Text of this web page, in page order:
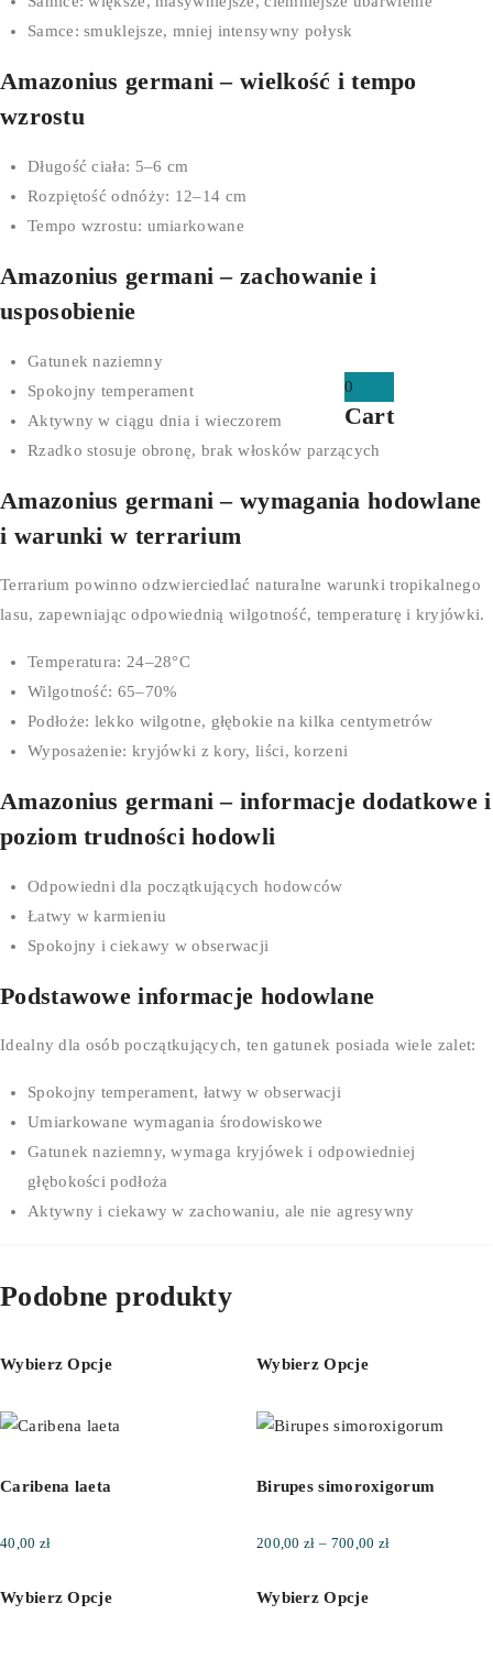
0
Cart
Samce: smuklejsze, mniej intensywny połysk
Amazonius germani – wielkość i tempo
wzrostu
Długość ciała: 5–6 cm
Rozpiętość odnóży: 12–14 cm
Tempo wzrostu: umiarkowane
Amazonius germani – zachowanie i
usposobienie
Gatunek naziemny
Spokojny temperament
Aktywny w ciągu dnia i wieczorem
Rzadko stosuje obronę, brak włosków parzących
Amazonius germani – wymagania hodowlane
i warunki w terrarium
Terrarium powinno odzwierciedlać naturalne warunki tropikalnego
lasu, zapewniając odpowiednią wilgotność, temperaturę i kryjówki.
Temperatura: 24–28°C
Wilgotność: 65–70%
Podłoże: lekko wilgotne, głębokie na kilka centymetrów
Wyposażenie: kryjówki z kory, liści, korzeni
Amazonius germani – informacje dodatkowe i
poziom trudności hodowli
Odpowiedni dla początkujących hodowców
Łatwy w karmieniu
Spokojny i ciekawy w obserwacji
Podstawowe informacje hodowlane
Idealny dla osób początkujących, ten gatunek posiada wiele zalet:
Spokojny temperament, łatwy w obserwacji
Umiarkowane wymagania środowiskowe
Gatunek naziemny, wymaga kryjówek i odpowiedniej
głębokości podłoża
Aktywny i ciekawy w zachowaniu, ale nie agresywny
Podobne produkty
Wybierz Opcje
Caribena laeta
40,00 zł
Wybierz Opcje
Wybierz Opcje
Birupes simoroxigorum
200,00zł – 700,00 złZakres
Wybierz Opcje